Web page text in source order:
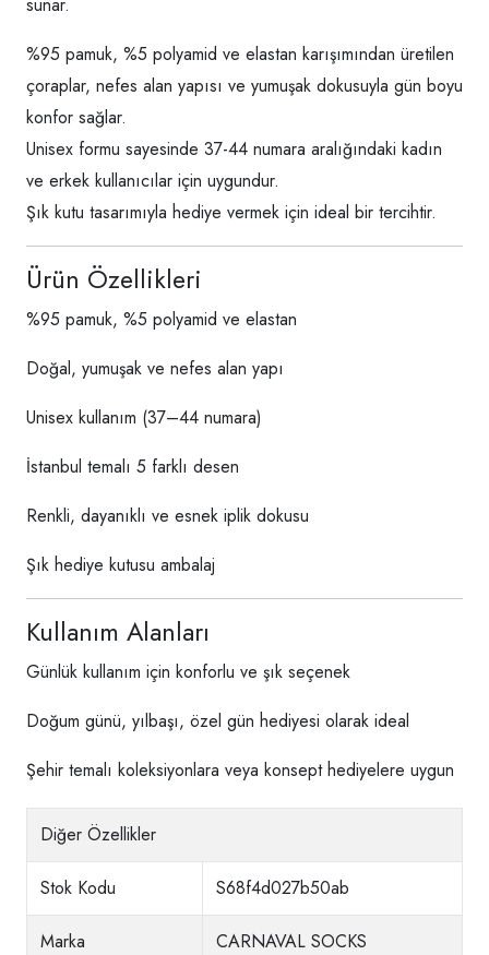
%95 pamuk, %5 polyamid ve elastan karışımından üretilen
çoraplar, nefes alan yapısı ve yumuşak dokusuyla gün boyu
konfor sağlar.
Unisex formu sayesinde 37-44 numara aralığındaki kadın
ve erkek kullanıcılar için uygundur.
Şık kutu tasarımıyla hediye vermek için ideal bir tercihtir.
Ürün Özellikleri
%95 pamuk, %5 polyamid ve elastan
Doğal, yumuşak ve nefes alan yapı
Unisex kullanım (37–44 numara)
İstanbul temalı 5 farklı desen
Renkli, dayanıklı ve esnek iplik dokusu
Şık hediye kutusu ambalaj
Kullanım Alanları
Günlük kullanım için konforlu ve şık seçenek
Doğum günü, yılbaşı, özel gün hediyesi olarak ideal
Şehir temalı koleksiyonlara veya konsept hediyelere uygun
Diğer Özellikler
Stok Kodu S68f4d027b50ab
Marka CARNAVAL SOCKS